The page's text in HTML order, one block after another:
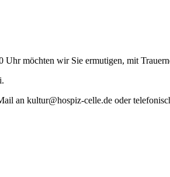
möchten wir Sie ermutigen, mit
an kultur@hospiz-celle.de oder